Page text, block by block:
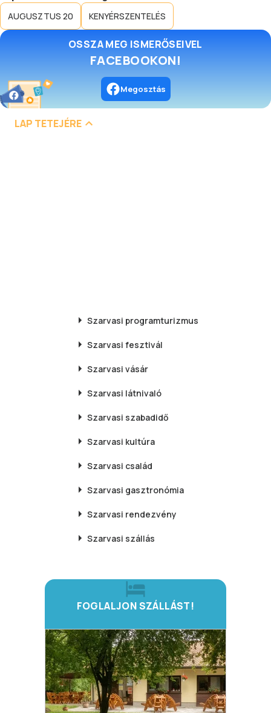
AUGUSZTUS 20 KENYÉRSZENTELÉS
OSSZA MEG ISMERŐSEIVEL
FACEBOOKON!
Megosztás
LAP TETEJÉRE
Szarvasi programturizmus
Szarvasi fesztivál
Szarvasi vásár
Szarvasi látnivaló
Szarvasi szabadidő
Szarvasi kultúra
Szarvasi család
Szarvasi gasztronómia
Szarvasi rendezvény
Szarvasi szállás
FOGLALJON SZÁLLÁST!